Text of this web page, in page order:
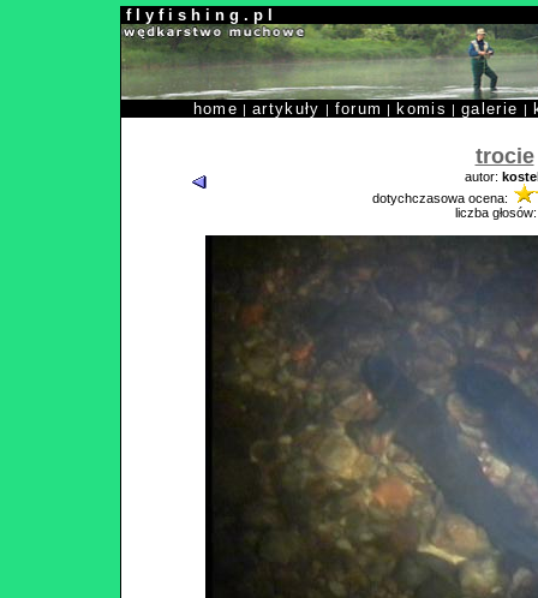
f l y f i s h i n g . p l
home |artykuły | forum | komis |galerie |
trocie
autor:
dotychczasowa ocena:
liczba